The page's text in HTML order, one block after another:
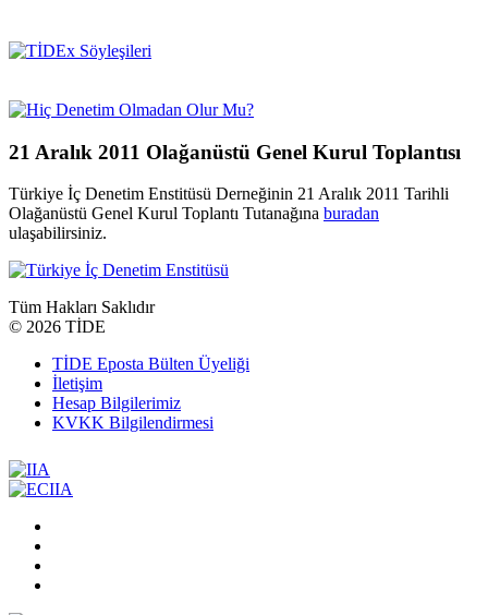
21 Aralık 2011 Olağanüstü Genel Kurul Toplantısı
Türkiye İç Denetim Enstitüsü Derneğinin 21 Aralık 2011 Tarihli
Olağanüstü Genel Kurul Toplantı Tutanağına buradan
ulaşabilirsiniz.
Tüm Hakları Saklıdır
© 2026 TİDE
TİDE Eposta Bülten Üyeliği
İletişim
Hesap Bilgilerimiz
KVKK Bilgilendirmesi